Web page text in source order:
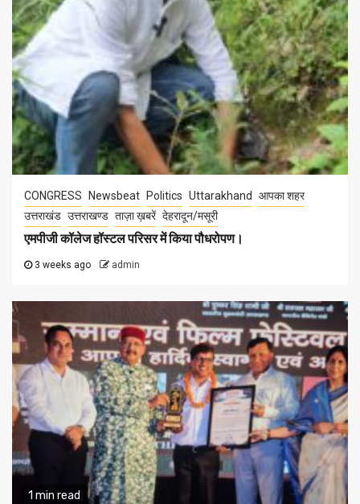
CONGRESS Newsbeat Politics Uttarakhand
आपका शहर
उत्तराखंड उत्तराखण्ड ताज़ा ख़बरें देहरादून/मसूरी
एमपीजी कॉलेज हॉस्टल परिसर में किया पौधरोपण।
3 weeks ago admin
1 min read